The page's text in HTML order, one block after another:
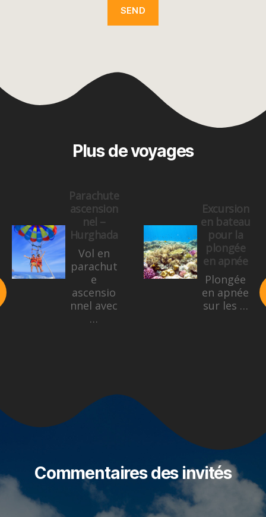
Plus de voyages
Parachute
ascension
nel –
Hurghada
Vol en
parachut
e
ascensio
nnel avec
…
Excursion
en bateau
pour la
plongée
en apnée
Plongée
en apnée
sur les …
Commentaires des invités